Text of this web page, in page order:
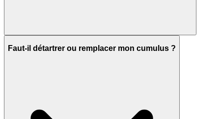
Faut-il détartrer ou remplacer mon cumulus ?